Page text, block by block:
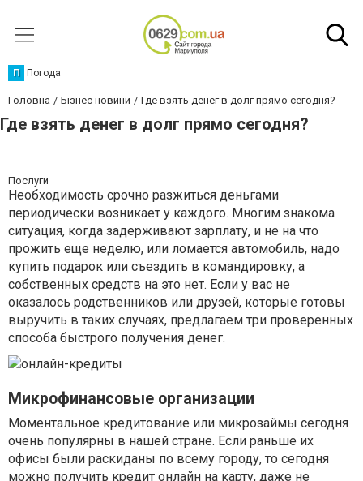
П Погода
Головна Бізнес новини Где взять денег в долг прямо сегодня?
Где взять денег в долг прямо сегодня?
Послуги
Необходимость срочно разжиться деньгами
периодически возникает у каждого. Многим знакома
ситуация, когда задерживают зарплату, и не на что
прожить еще неделю, или ломается автомобиль, надо
купить подарок или съездить в командировку, а
собственных средств на это нет. Если у вас не
оказалось родственников или друзей, которые готовы
выручить в таких случаях, предлагаем три проверенных
способа быстрого получения денег.
Микрофинансовые организации
Моментальное кредитование или микрозаймы сегодня
очень популярны в нашей стране. Если раньше их
офисы были раскиданы по всему городу, то сегодня
можно получить кредит онлайн на карту, даже не